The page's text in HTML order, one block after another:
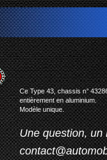
Ce Type 43, chassis n°
entièrement en aluminium.
Modèle unique.
Une question, un